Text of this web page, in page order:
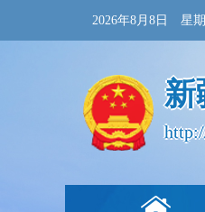
2026年8月8日 星
新